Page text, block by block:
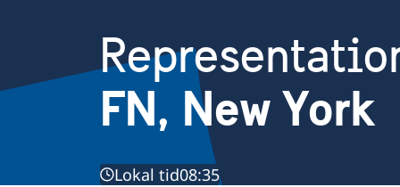
FN, New York
Lokal tid08:35